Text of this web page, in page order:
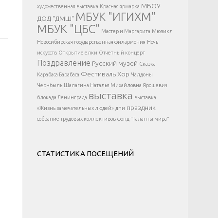
</div >
художественная выставка Красная ярмарка МБОУ
ДОД "ДМШ" МБУК "ИГИХМ"
МБУК "ЦБС" Мастер и Маргарита Мюзикл
Новосибирская государственная филармония Ночь
искусств Открытие елки Отчетный концерт
Поздравление Русский музей Сказка
Карабаса Барабаса ФестивальХор Чалдоны
Чернбыль Шалагина Наталья Михайловна Ярошевич
блокада Ленинграда выставка выставка
«Жизнь замечательных людей» дпи праздник
собрание трудовых коллективов фонд "Таланты мира"
СТАТИСТИКА ПОСЕЩЕНИЙ